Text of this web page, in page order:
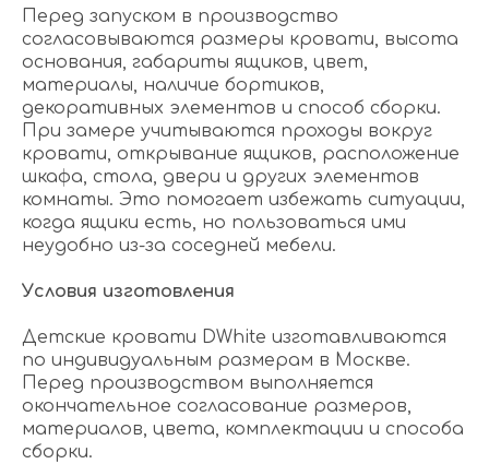
Перед запуском в производство
согласовываются размеры кровати, высота
основания, габариты ящиков, цвет,
материалы, наличие бортиков,
декоративных элементов и способ сборки.
При замере учитываются проходы вокруг
кровати, открывание ящиков, расположение
шкафа, стола, двери и других элементов
комнаты. Это помогает избежать ситуации,
когда ящики есть, но пользоваться ими
неудобно из-за соседней мебели.
Условия изготовления
Детские кровати DWhite изготавливаются
по индивидуальным размерам в Москве.
Перед производством выполняется
окончательное согласование размеров,
материалов, цвета, комплектации и способа
сборки.